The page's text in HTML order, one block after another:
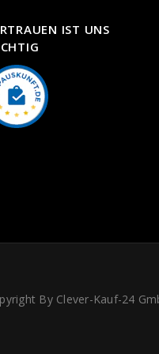
IST UNS
By Clever-Kauf-24